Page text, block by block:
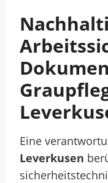
Eine
Leverkusen